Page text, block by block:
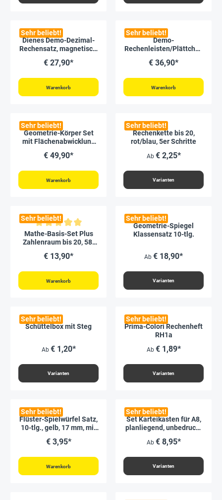
Sehr beliebt!
Dienes Demo-Dezimal-
Rechensatz, magnetisch,
€ 27,90*
Warenkorb
Sehr beliebt!
Demo-
Rechenleisten/Plättchen
40-tlg.
€ 36,90*
Warenkorb
Sehr beliebt!
Geometrie-Körper Set
mit Flächenabwicklung
€ 49,90*
Warenkorb
Sehr beliebt!
Rechenkette bis 20,
rot/blau, 5er Schritte
Ab € 2,25*
Varianten
Sehr beliebt!
Durchschnittliche Bewertung von 5 von 5 Sternen
Mathe-Basis-Set Plus
Zahlenraum bis 20, 58-
€ 13,90*
Warenkorb
Sehr beliebt!
Geometrie-Spiegel
Klassensatz 10-tlg.
Ab € 18,90*
Varianten
Sehr beliebt!
Schüttelbox mit Steg
Ab € 1,20*
Varianten
Sehr beliebt!
Prima-Colori Rechenheft
RH1a
Ab € 1,89*
Varianten
Sehr beliebt!
Flüster-Spielwürfel Satz,
10-tlg., gelb, 17 mm, mit
€ 3,95*
Warenkorb
Sehr beliebt!
Set Karteikasten für A8,
planliegend, unbedruckt
Ab € 8,95*
Varianten